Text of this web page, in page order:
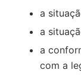
a
a
a
com a